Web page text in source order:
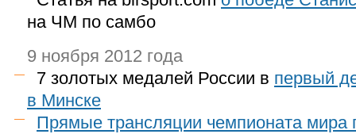
на ЧМ по самбо
9 ноября 2012 года
7 золотых медалей России в первый
в Минске
Прямые трансляции чемпионата мира